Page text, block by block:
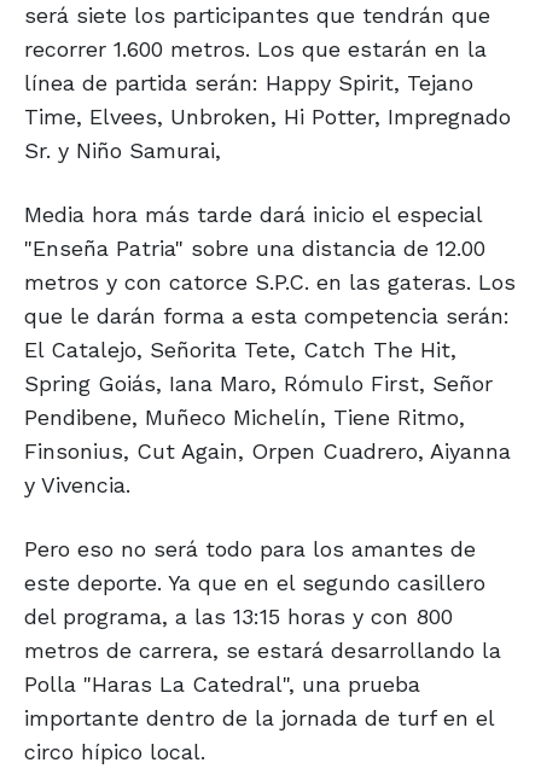
será siete los participantes que tendrán que
recorrer 1.600 metros. Los que estarán en la
línea de partida serán: Happy Spirit, Tejano
Time, Elvees, Unbroken, Hi Potter, Impregnado
Sr. y Niño Samurai,
Media hora más tarde dará inicio el especial
"Enseña Patria" sobre una distancia de 12.00
metros y con catorce S.P.C. en las gateras. Los
que le darán forma a esta competencia serán:
El Catalejo, Señorita Tete, Catch The Hit,
Spring Goiás, Iana Maro, Rómulo First, Señor
Pendibene, Muñeco Michelín, Tiene Ritmo,
Finsonius, Cut Again, Orpen Cuadrero, Aiyanna
y Vivencia.
Pero eso no será todo para los amantes de
este deporte. Ya que en el segundo casillero
del programa, a las 13:15 horas y con 800
metros de carrera, se estará desarrollando la
Polla "Haras La Catedral", una prueba
importante dentro de la jornada de turf en el
circo hípico local.